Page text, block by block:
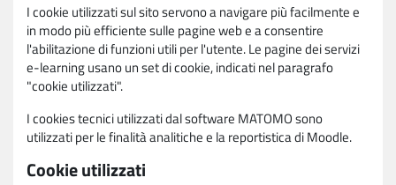
I cookie utilizzati sul sito servono a navigare più facilmente e
in modo più efficiente sulle pagine web e a consentire
l'abilitazione di funzioni utili per l'utente. Le pagine dei servizi
e-learning usano un set di cookie, indicati nel paragrafo
"cookie utilizzati".
I cookies tecnici utilizzati dal software MATOMO sono
utilizzati per le finalità analitiche e la reportistica di Moodle.
Cookie utilizzati